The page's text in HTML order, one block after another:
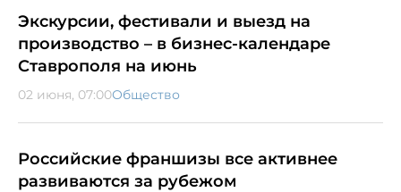
Экскурсии, фестивали и выезд на
производство – в бизнес-календаре
Ставрополя на июнь
02 июня, 07:00Общество
Российские франшизы все активнее
развиваются за рубежом